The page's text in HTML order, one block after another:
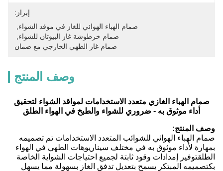
إبراز:
صمام الهباء الهوائي للغاز في موقد الشواء
صمام خرطوشة غاز البيوتان للشواء
صمام غاز الطهي الخارجي مع ضمان
وصف المنتج
صمام الهباء الغازي متعدد الاستخدامات لمواقد الشواء لتحقيق
أداء موثوق به - ضروري للشواء والطبخ في الهواء الطلق
وصف المنتج:
صمام الهباء الهوائي للشوائب المتعدد الاستخدامات تم تصميمه
بمهارة لأداء موثوق به في مختلف سيناريوهات الطهي في الهواء
الطلقتوفير إمدادات وقود ثابتة لجميع احتياجات الشواية الخاصة
بكتصميمه المبتكر يسمح بتعديل تدفق الغاز بسهولة مما يسهل